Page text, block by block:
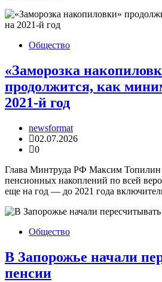
Общество
«Заморозка
продолжится, как
2021-й год
newsformat
02.07.2026
0
Глава Минтруда РФ Максим Топилин
пенсионных накоплений по всей
еще на год — до 2021 года
Общество
В Запорожье начали
пенсии